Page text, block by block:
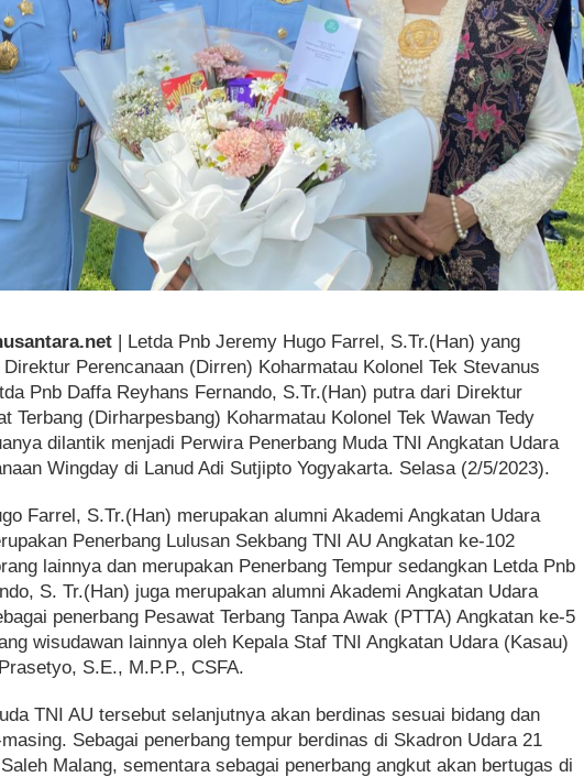
| Letda Pnb Jeremy Hugo Farrel, S.Tr.(Han) yang
Perencanaan (Dirren) Koharmatau Kolonel Tek Stevanus
Pnb Daffa Reyhans Fernando, S.Tr.(Han) putra dari Direktur
Terbang (Dirharpesbang) Koharmatau Kolonel Tek Wawan Tedy
dilantik menjadi Perwira Penerbang Muda TNI Angkatan Udara
Wingday di Lanud Adi Sutjipto Yogyakarta. Selasa (2/5/2023).
Farrel, S.Tr.(Han) merupakan alumni Akademi Angkatan Udara
Penerbang Lulusan Sekbang TNI AU Angkatan ke-102
lainnya dan merupakan Penerbang Tempur sedangkan Letda Pnb
S. Tr.(Han) juga merupakan alumni Akademi Angkatan Udara
penerbang Pesawat Terbang Tanpa Awak (PTTA) Angkatan ke-5
wisudawan lainnya oleh Kepala Staf TNI Angkatan Udara (Kasau)
S.E., M.P.P., CSFA.
TNI AU tersebut selanjutnya akan berdinas sesuai bidang dan
Sebagai penerbang tempur berdinas di Skadron Udara 21
Malang, sementara sebagai penerbang angkut akan bertugas di